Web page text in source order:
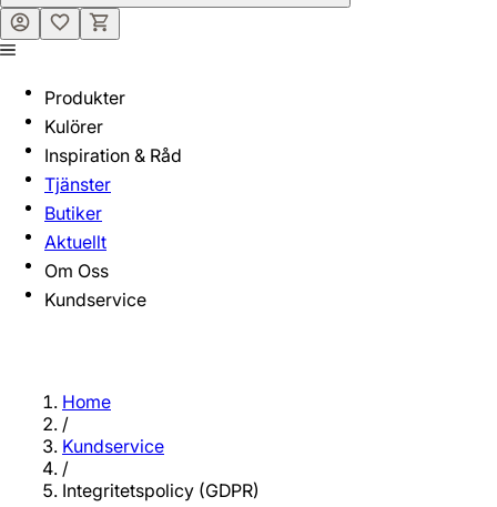
Produkter
Kulörer
Inspiration & Råd
Tjänster
Butiker
Aktuellt
Om Oss
Kundservice
Home
/
Kundservice
/
Integritetspolicy (GDPR)